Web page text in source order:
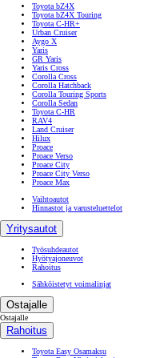
Toyota bZ4X
Toyota bZ4X Touring
Toyota C-HR+
Urban Cruiser
Aygo X
Yaris
GR Yaris
Yaris Cross
Corolla Cross
Corolla Hatchback
Corolla Touring Sports
Corolla Sedan
Toyota C-HR
RAV4
Land Cruiser
Hilux
Proace
Proace Verso
Proace City
Proace City Verso
Proace Max
Vaihtoautot
Hinnastot ja varusteluettelot
Yritysautot
Työsuhdeautot
Hyötyajoneuvot
Rahoitus
Sähköistetyt voimalinjat
Ostajalle
Ostajalle
Rahoitus
Toyota Easy Osamaksu